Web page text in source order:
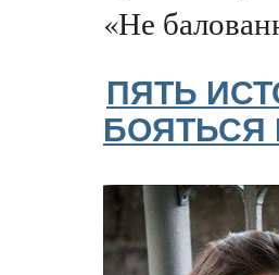
«Не
ПЯТЬ
БОЯТЬСЯ